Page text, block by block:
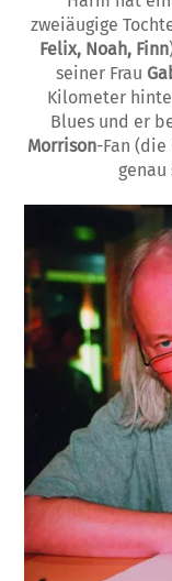
zweiäugige
Felix, Noah, Finn
seiner Frau
Kilometer
Blues und er
Morrison-Fan (die
genau